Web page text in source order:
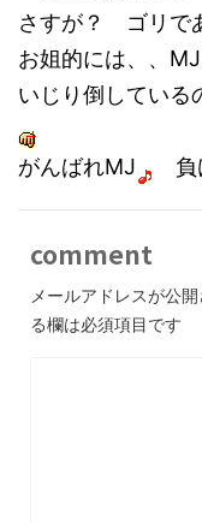
さすが？ ゴリで
お姐的には、、
いじり倒してい
がんばれMJ 負
comment
メールアドレスが公
る欄は必須項目です